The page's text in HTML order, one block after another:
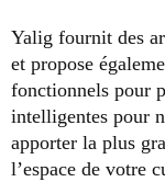
Yalig fournit des
et propose
fonctionnels pour
intelligentes pour
apporter la plus
l’espace de votre